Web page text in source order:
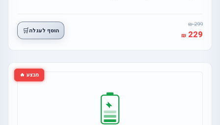
299
229 הוסף לעגלה🛒
מבצע 🔥